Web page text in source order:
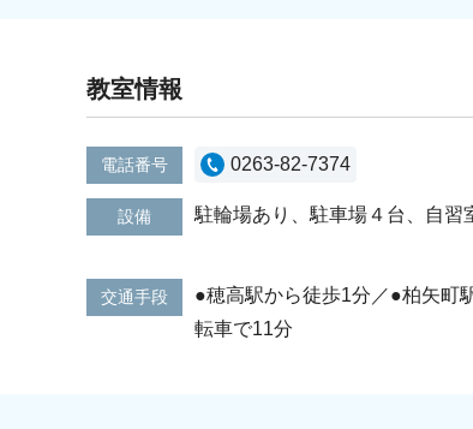
教室情報
電話番号 0263-82-7374
設備 駐輪場あり、駐車場４台、自習
交通手段
●穂高駅から徒歩1分／●柏矢町
転車で11分